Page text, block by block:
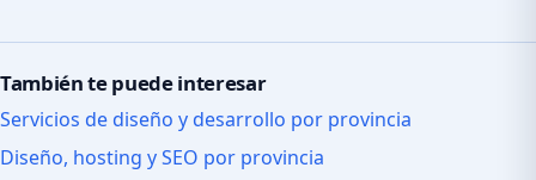
También te puede interesar
Servicios de diseño y desarrollo por provincia
Diseño, hosting y SEO por provincia